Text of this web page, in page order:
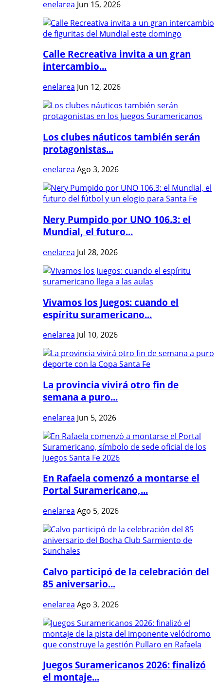
enelarea Jun 15, 2026
Calle Recreativa invita a un gran
intercambio...
enelarea Jun 12, 2026
Los clubes náuticos también serán
protagonistas...
enelarea Ago 3, 2026
Nery Pumpido por UNO 106.3: el
Mundial, el futuro...
enelarea Jul 28, 2026
Vivamos los Juegos: cuando el
espíritu suramericano...
enelarea Jul 10, 2026
La provincia vivirá otro fin de
semana a puro...
enelarea Jun 5, 2026
En Rafaela comenzó a montarse el
Portal Suramericano,...
enelarea Ago 5, 2026
Calvo participó de la celebración del
85 aniversario...
enelarea Ago 3, 2026
Juegos Suramericanos 2026: finalizó
el montaje...